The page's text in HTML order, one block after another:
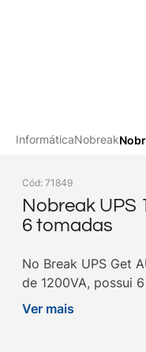
InformáticaNobreak
Cód: 71849
Nobreak UPS
6 tomadas
No Break UPS Get
de 1200VA, possui
autonomia de 30
Ver mais